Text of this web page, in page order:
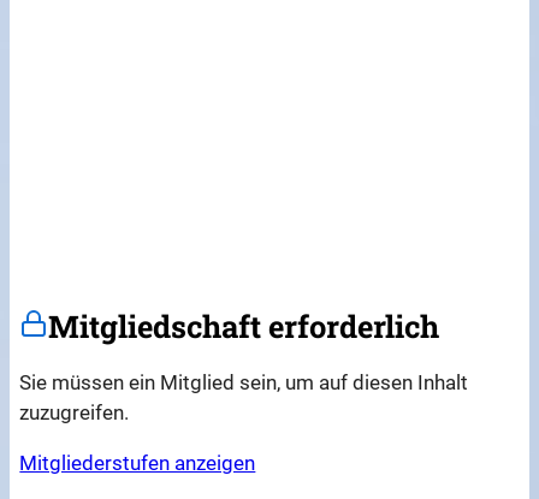
Mitgliedschaft erforderlich
Sie müssen ein Mitglied sein, um auf diesen Inhalt
zuzugreifen.
Mitgliederstufen anzeigen